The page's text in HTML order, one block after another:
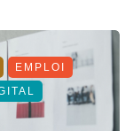
EMPLOI